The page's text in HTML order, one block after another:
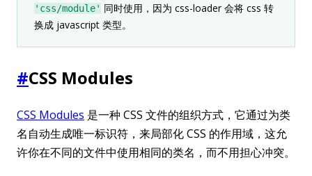
'css/module' 同时使用，因为 css-loader 会将 css 转
换成 javascript 类型。
#CSS Modules
CSS Modules 是一种 CSS 文件的组织方式，它通过为类
名自动生成唯一标识符，来局部化 CSS 的作用域，这允
许你在不同的文件中使用相同的类名，而不用担心冲突。